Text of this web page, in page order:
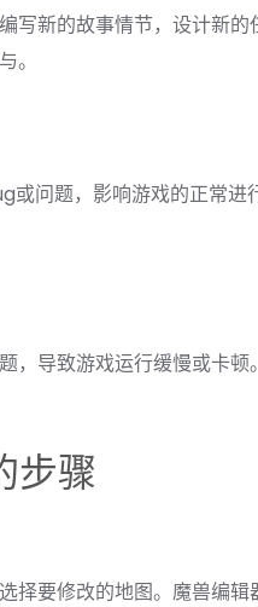
写新的故事情节，设计新
。
或问题，影响游戏的正常
，导致游戏运行缓慢或卡
步骤
择要修改的地图。魔兽编